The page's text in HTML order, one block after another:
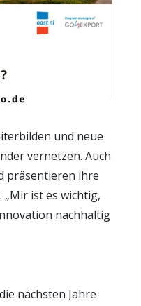
und neue
vernetzen. Auch
präsentieren ihre
ist es wichtig,
nachhaltig
nächsten Jahre